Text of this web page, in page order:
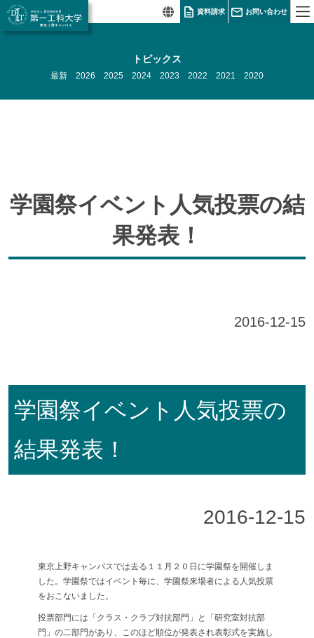
資料請求 お問い合わせ
トピックス
最新 2026 2025 2024 2023 2022 2021 2020
学園祭イベント人気投票の結
果発表！
2016-12-15
学園祭イベント人気投票の
結果発表！
2016-12-15
東京上野キャンパスでは去る１１月２０日に学園祭を開催しま
した。学園祭ではイベント毎に、学園祭来場者による人気投票
をおこないました。
投票部門には「クラス・クラブ対抗部門」と「研究室対抗部
門」の二部門があり、このほど順位が発表され表彰式を実施し